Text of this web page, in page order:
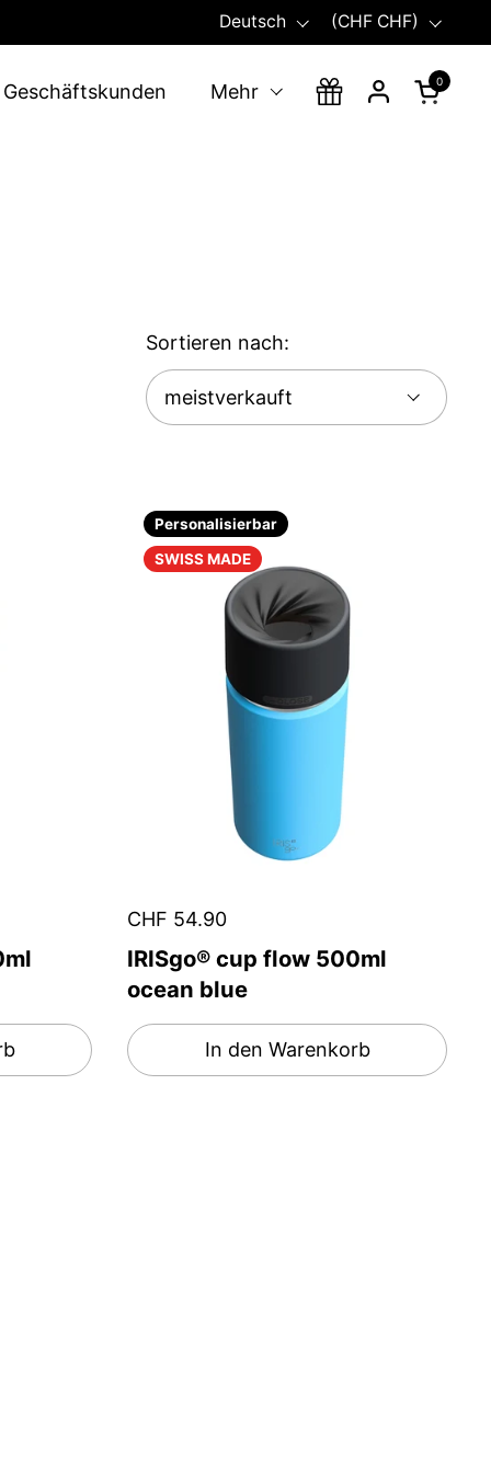
Sprache
Deutsch Land/Region
(CHF CHF)
0
Geschäftskunden Mehr
Sortieren nach:
CHF 54.90
IRISgo® cup flow 500ml
ocean blue
In den Warenkorb
Personalisierbar
SWISS MADE